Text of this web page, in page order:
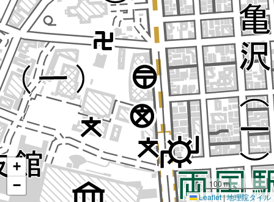
+
−
100 m
Leaflet|地理院タイル